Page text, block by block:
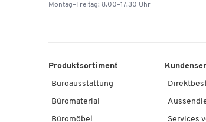
Montag–Freitag: 8.00–17.30 Uhr
Produktsortiment
Büroausstattung
Büromaterial
Büromöbel Services